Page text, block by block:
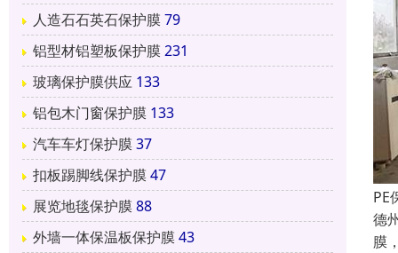
人造石石英石保护膜79
铝型材铝塑板保护膜231
玻璃保护膜供应 133
铝包木门窗保护膜 133
汽车车灯保护膜37
扣板踢脚线保护膜47
展览地毯保护膜88
外墙一体保温板保护膜43
PE
德
膜